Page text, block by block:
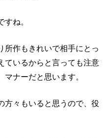
ね。
所作もきれいで相手にとっ
ているからと言っても注意
ナーだと思います。
方々もいると思うので、役